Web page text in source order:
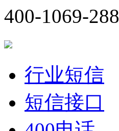
400-1069-288
行业短信
短信接口